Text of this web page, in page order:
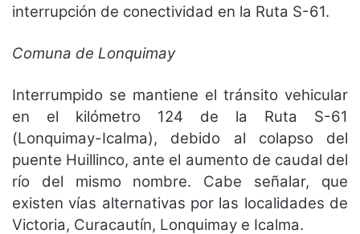
interrupción de conectividad en la Ruta S-61.
Comuna de Lonquimay
Interrumpido se mantiene el tránsito vehicular
en el kilómetro 124 de la Ruta S-61
(Lonquimay-Icalma), debido al colapso del
puente Huillinco, ante el aumento de caudal del
río del mismo nombre. Cabe señalar, que
existen vías alternativas por las localidades de
Victoria, Curacautín, Lonquimay e Icalma.